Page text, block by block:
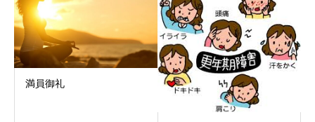
満員御礼